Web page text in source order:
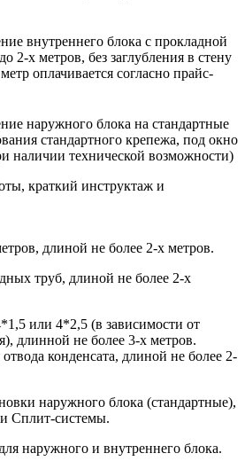
внутреннего блока с прокладной
2-х метров, без заглубления в стену
оплачивается согласно прайс-
наружного блока на стандартные
стандартного крепежа, под окно
наличии технической возможности)
краткий инструктаж и
длиной не более 2-х метров.
труб, длиной не более 2-х
или 4*2,5 (в зависимости от
длинной не более 3-х метров.
конденсата, длиной не более 2-
наружного блока (стандартные),
Сплит-системы.
наружного и внутреннего блока.